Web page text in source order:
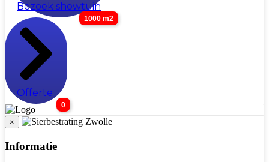
Bezoek showtuin
1000 m2
Offerte
0
×
Informatie